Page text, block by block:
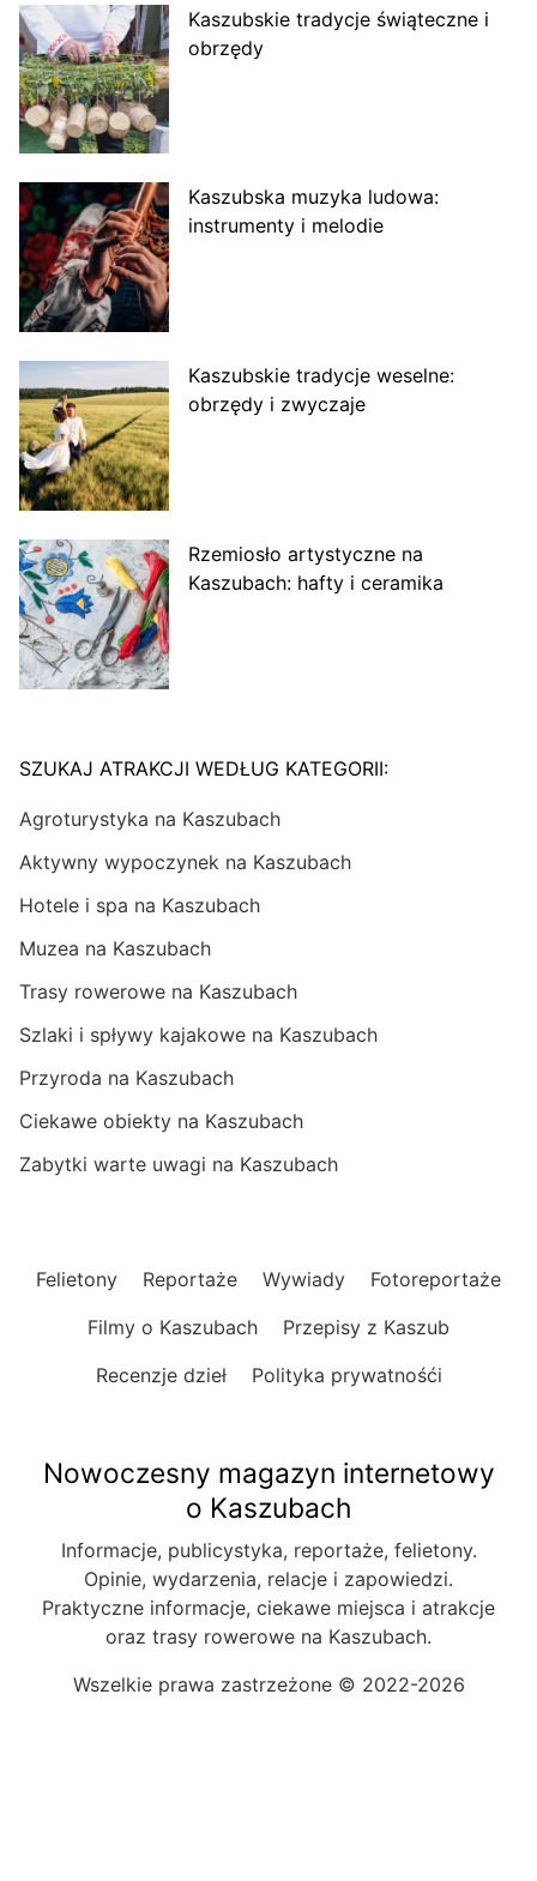
Kaszubskie tradycje świąteczne i
obrzędy
Kaszubska muzyka ludowa:
instrumenty i melodie
Kaszubskie tradycje weselne:
obrzędy i zwyczaje
Rzemiosło artystyczne na
Kaszubach: hafty i ceramika
SZUKAJ ATRAKCJI WEDŁUG KATEGORII:
Agroturystyka na Kaszubach
Aktywny wypoczynek na Kaszubach
Hotele i spa na Kaszubach
Muzea na Kaszubach
Trasy rowerowe na Kaszubach
Szlaki i spływy kajakowe na Kaszubach
Przyroda na Kaszubach
Ciekawe obiekty na Kaszubach
Zabytki warte uwagi na Kaszubach
Felietony Reportaże Wywiady
Fotoreportaże
Filmy o Kaszubach
Przepisy z Kaszub
Recenzje dzieł
Polityka prywatnośći
Nowoczesny magazyn internetowy
o Kaszubach
Informacje, publicystyka, reportaże, felietony.
Opinie, wydarzenia, relacje i zapowiedzi.
Praktyczne informacje, ciekawe miejsca i atrakcje
oraz trasy rowerowe na Kaszubach.
Wszelkie prawa zastrzeżone © 2022-2026